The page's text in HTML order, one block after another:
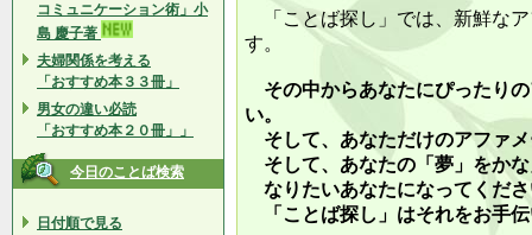
コミュニケーション術」小
島 慶子著
夫婦関係を考える
「おすすめ本３３冊」
男女の違い必読
「おすすめ本２０冊」」
今日のことば検索
日付順で見る
「ことば探し」では、新鮮な
す。
その中からあなたにぴったり
い。
そして、あなただけのアファ
そして、あなたの「夢」をか
なりたいあなたになってくだ
「ことば探し」はそれをお手